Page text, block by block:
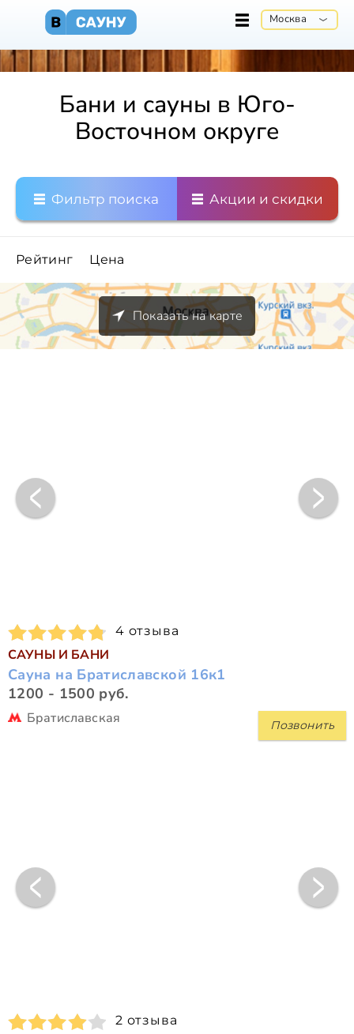
Москва
Бани и сауны в Юго-
Восточном округе
Фильтр поиска Акции и скидки
Рейтинг Цена
Показать на карте
4 отзыва
САУНЫ И БАНИ
Сауна на Братиславской 16к1
1200 - 1500 руб.
Позвонить
Братиславская
2 отзыва